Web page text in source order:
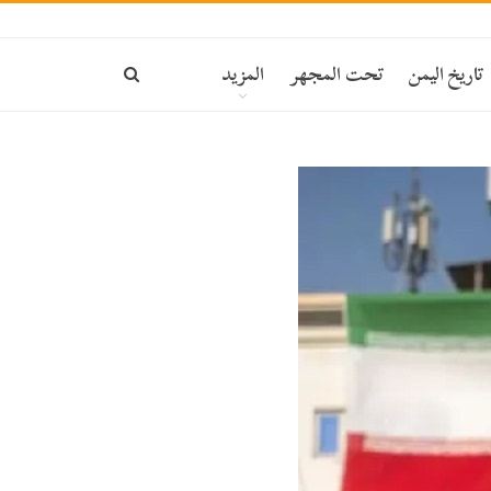
تاريخ اليمن تحت المجهر المزيد